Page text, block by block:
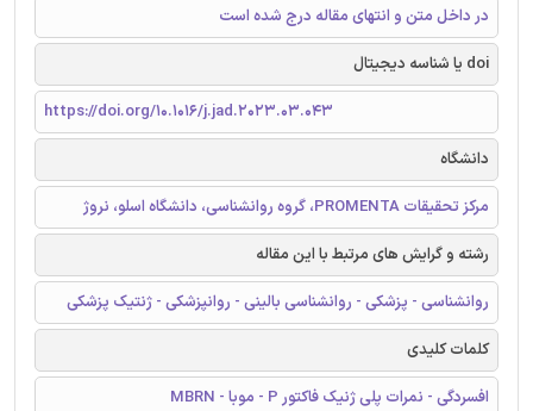
در داخل متن و انتهای مقاله درج شده است
doi یا شناسه دیجیتال
https://doi.org/10.1016/j.jad.2023.03.043
دانشگاه
مرکز تحقیقات PROMENTA، گروه روانشناسی، دانشگاه اسلو، نروژ
رشته و گرایش های مرتبط با این مقاله
روانشناسی - پزشکی - روانشناسی بالینی - روانپزشکی - ژنتیک پزشکی
کلمات کلیدی
افسردگی - نمرات پلی ژنیک فاکتور P - موبا - MBRN